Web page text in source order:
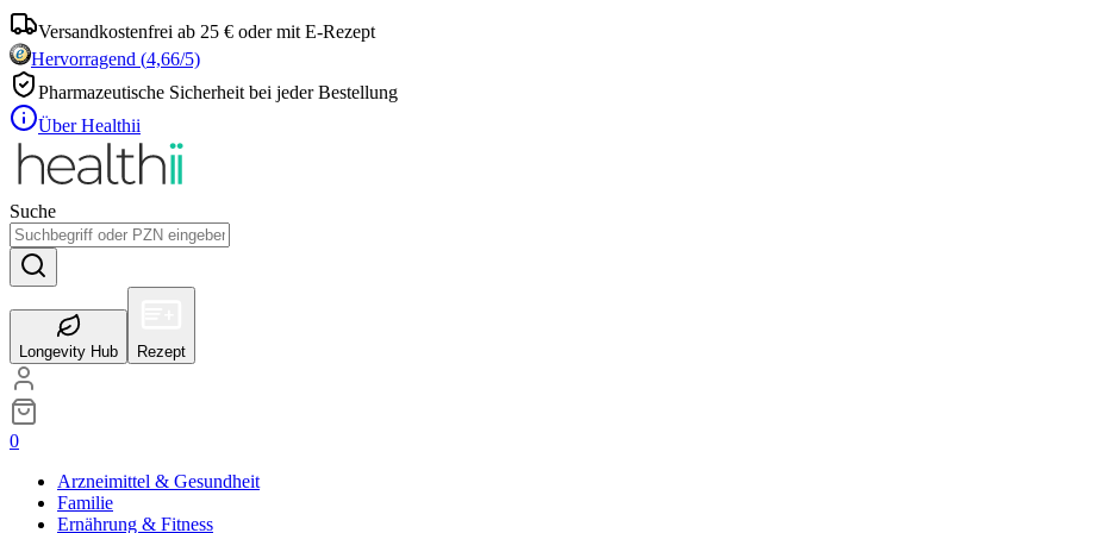
Versandkostenfrei ab 25 € oder mit E-Rezept
Hervorragend (4,66/5)
Pharmazeutische Sicherheit bei jeder Bestellung
Über Healthii
Suche
Longevity Hub Rezept
0
Arzneimittel & Gesundheit
Familie
Ernährung & Fitness